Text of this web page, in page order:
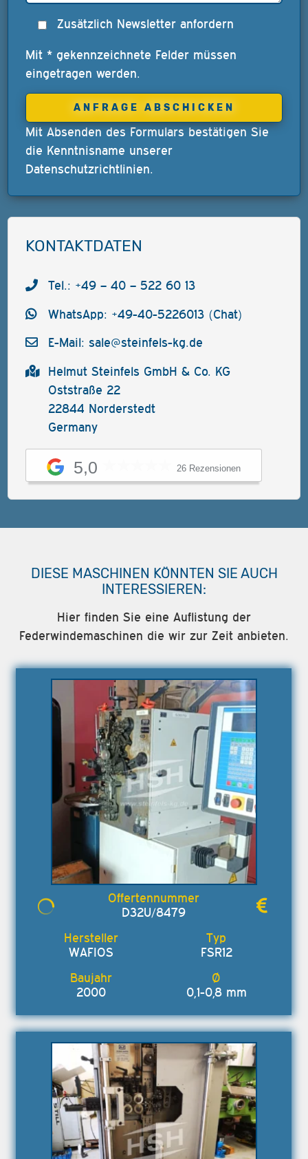
Zusätzlich Newsletter anfordern
Mit * gekennzeichnete Felder müssen
eingetragen werden.
Mit Absenden des Formulars bestätigen Sie
die Kenntnisname unserer
Datenschutzrichtlinien.
KONTAKTDATEN
Tel.: +49 – 40 – 522 60 13
WhatsApp: +49-40-5226013 (Chat)
E-Mail: sale@steinfels-kg.de
Helmut Steinfels GmbH & Co. KG
Oststraße 22
22844 Norderstedt
Germany
5,0 26 Rezensionen
DIESE MASCHINEN KÖNNTEN SIE AUCH
INTERESSIEREN:
Hier finden Sie eine Auflistung der
Federwindemaschinen die wir zur Zeit anbieten.
D32U/8479
WAFIOS FSR12
2000 0,1-0,8 mm